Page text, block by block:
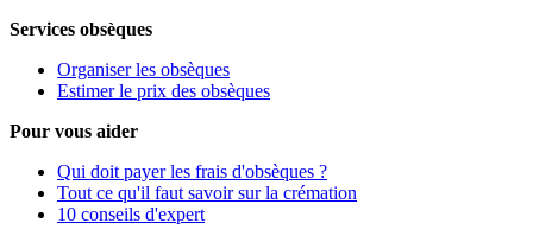
Services obsèques
Organiser les obsèques
Estimer le prix des obsèques
Pour vous aider
Qui doit payer les frais d'obsèques ?
Tout ce qu'il faut savoir sur la crémation
10 conseils d'expert